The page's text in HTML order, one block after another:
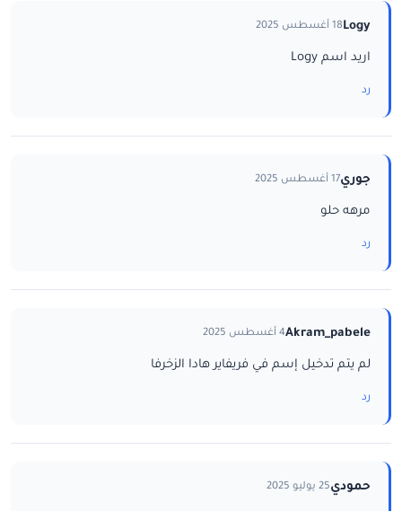
Logy18 أغسطس 2025
اريد اسم Logy
رد
جوري17 أغسطس 2025
مرهه حلو
رد
Akram_pabele4 أغسطس 2025
لم يتم تدخيل إسم في فريفاير هادا الزخرفا
رد
حمودي25 يوليو 2025